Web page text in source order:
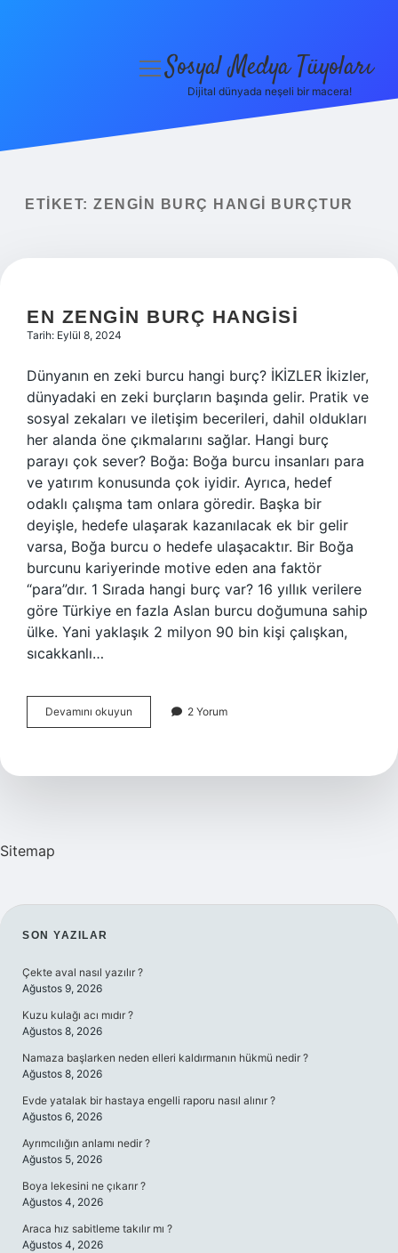
Yasal Uyarı
menüyüSosyal Medya Tüyoları
Dijital dünyada neşeli bir macera!
ETIKET: ZENGIN BURÇ HANGI BURÇTUR
EN ZENGIN BURÇ HANGISI
Tarih: Eylül 8, 2024
Dünyanın en zeki burcu hangi burç? İKİZLER İkizler,
dünyadaki en zeki burçların başında gelir. Pratik ve
sosyal zekaları ve iletişim becerileri, dahil oldukları
her alanda öne çıkmalarını sağlar. Hangi burç
parayı çok sever? Boğa: Boğa burcu insanları para
ve yatırım konusunda çok iyidir. Ayrıca, hedef
odaklı çalışma tam onlara göredir. Başka bir
deyişle, hedefe ulaşarak kazanılacak ek bir gelir
varsa, Boğa burcu o hedefe ulaşacaktır. Bir Boğa
burcunu kariyerinde motive eden ana faktör
“para”dır. 1 Sırada hangi burç var? 16 yıllık verilere
göre Türkiye en fazla Aslan burcu doğumuna sahip
ülke. Yani yaklaşık 2 milyon 90 bin kişi çalışkan,
sıcakkanlı…
Devamını okuyun
Zengin
2 Yorum
Sitemap
SIDEBAR
SON YAZILAR
Çekte aval nasıl yazılır ?
Ağustos 9, 2026
Kuzu kulağı acı mıdır ?
Ağustos 8, 2026
Namaza başlarken neden elleri kaldırmanın hükmü nedir ?
Ağustos 8, 2026
Evde yatalak bir hastaya engelli raporu nasıl alınır ?
Ağustos 6, 2026
Ayrımcılığın anlamı nedir ?
Ağustos 5, 2026
Boya lekesini ne çıkarır ?
Ağustos 4, 2026
Araca hız sabitleme takılır mı ?
Ağustos 4, 2026